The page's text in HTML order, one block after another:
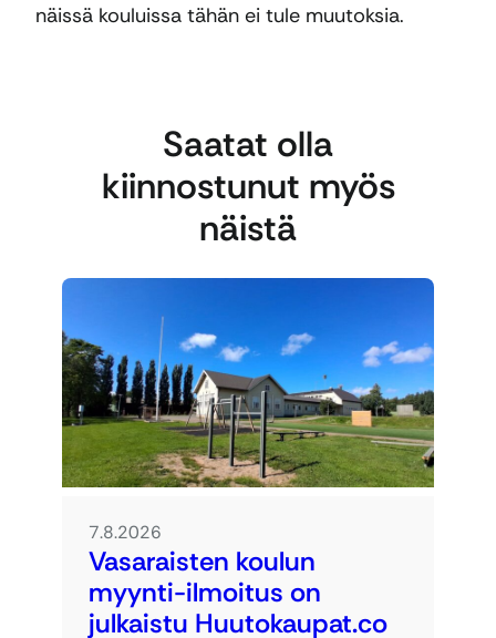
näissä kouluissa tähän ei tule muutoksia.
Saatat olla
kiinnostunut myös
näistä
7.8.2026
Vasaraisten koulun
myynti-ilmoitus on
julkaistu Huutokaupat.co